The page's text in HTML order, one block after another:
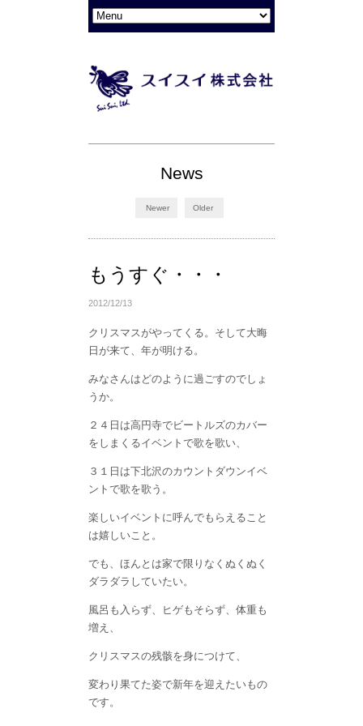
News
Newer Older
もうすぐ・・・
2012/12/13
クリスマスがやってくる。そして大晦
日が来て、年が明ける。
みなさんはどのように過ごすのでしょ
うか。
２４日は高円寺でビートルズのカバー
をしまくるイベントで歌を歌い、
３１日は下北沢のカウントダウンイベ
ントで歌を歌う。
楽しいイベントに呼んでもらえること
は嬉しいこと。
でも、ほんとは家で限りなくぬくぬく
ダラダラしていたい。
風呂も入らず、ヒゲもそらず、体重も
増え、
クリスマスの残骸を身につけて、
変わり果てた姿で新年を迎えたいもの
です。